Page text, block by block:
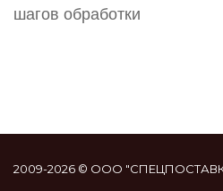
шагов обработки
2009-2026 © ООО